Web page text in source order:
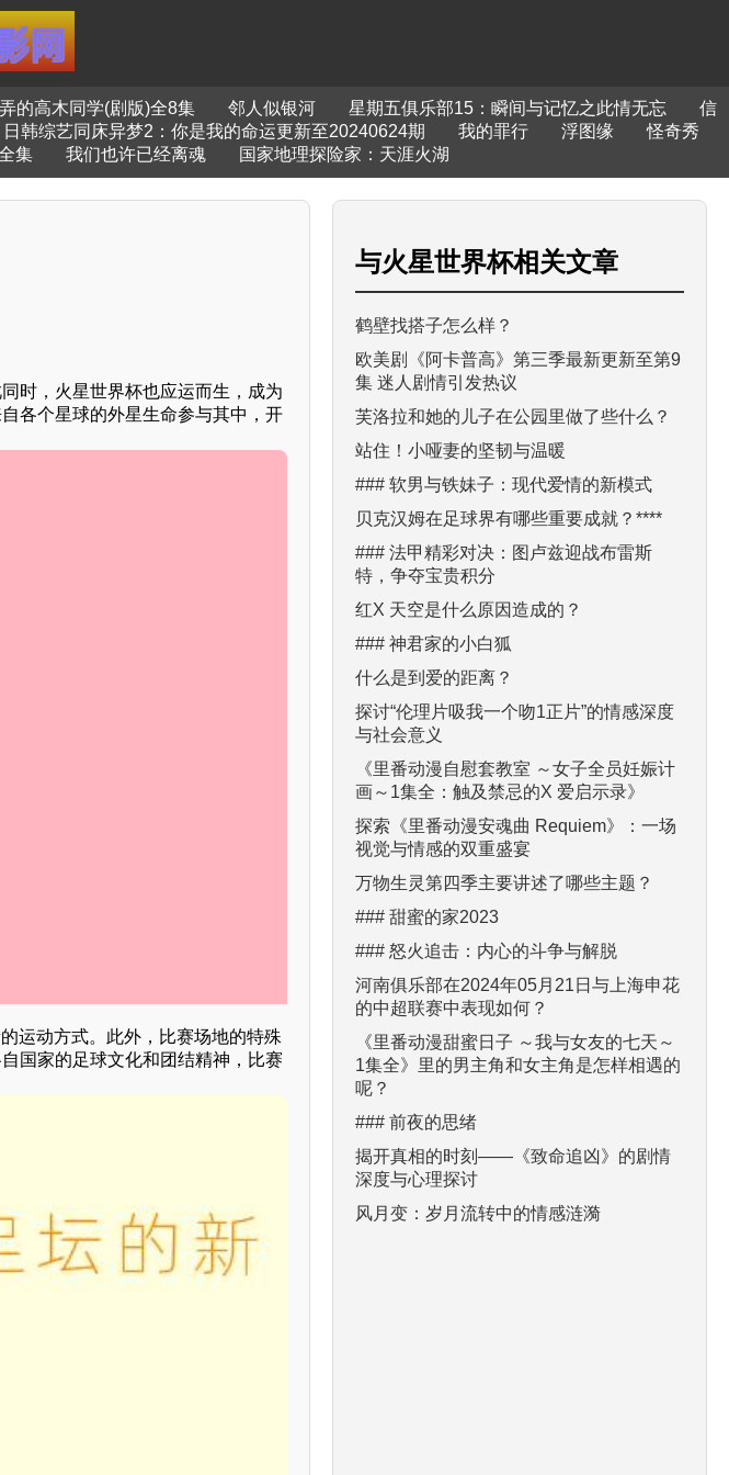
的高木同学(剧版)全8集 邻人似银河 星期五俱乐部15：瞬间与记忆之此情无忘
信
日韩综艺同床异梦2：你是我的命运更新至20240624期 我的罪行 浮图缘
怪奇秀
集 我们也许已经离魂 国家地理探险家：天涯火湖
时，火星世界杯也应运而生，成为
各个星球的外星生命参与其中，开
运动方式。此外，比赛场地的特殊
国家的足球文化和团结精神，比赛
与火星世界杯相关文章
鹤壁找搭子怎么样？
欧美剧《阿卡普高》第三季最新更新至第9
集 迷人剧情引发热议
芙洛拉和她的儿子在公园里做了些什么？
站住！小哑妻的坚韧与温暖
### 软男与铁妹子：现代爱情的新模式
贝克汉姆在足球界有哪些重要成就？****
### 法甲精彩对决：图卢兹迎战布雷斯
特，争夺宝贵积分
红X 天空是什么原因造成的？
### 神君家的小白狐
什么是到爱的距离？
探讨“伦理片吸我一个吻1正片”的情感深度
与社会意义
《里番动漫自慰套教室 ～女子全员妊娠计
画～1集全：触及禁忌的X 爱启示录》
探索《里番动漫安魂曲 Requiem》：一场
视觉与情感的双重盛宴
万物生灵第四季主要讲述了哪些主题？
### 甜蜜的家2023
### 怒火追击：内心的斗争与解脱
河南俱乐部在2024年05月21日与上海申花
的中超联赛中表现如何？
《里番动漫甜蜜日子 ～我与女友的七天～
1集全》里的男主角和女主角是怎样相遇的
呢？
### 前夜的思绪
揭开真相的时刻——《致命追凶》的剧情
深度与心理探讨
风月变：岁月流转中的情感涟漪